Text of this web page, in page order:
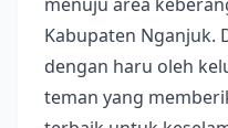
Kabupaten Nganjuk.
dengan haru oleh
teman yang